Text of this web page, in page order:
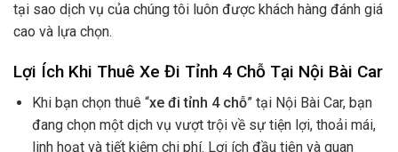
tại sao dịch vụ của chúng tôi luôn được khách hàng đánh giá
cao và lựa chọn.
Lợi Ích Khi Thuê Xe Đi Tỉnh 4 Chỗ Tại Nội Bài Car
Khi bạn chọn thuê “xe đi tỉnh 4 chỗ” tại Nội Bài Car, bạn
đang chọn một dịch vụ vượt trội về sự tiện lợi, thoải mái,
linh hoạt và tiết kiệm chi phí. Lợi ích đầu tiên và quan